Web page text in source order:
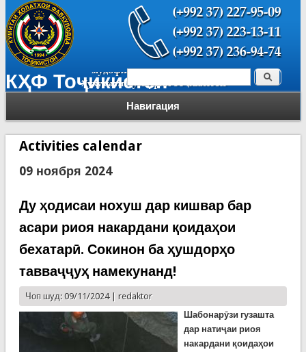
КҲФ Тоҷикистон
Навигация
Форма поиска Поиск
Activities calendar
09 ноября 2024
Ду ҳодисаи нохуш дар кишвар бар
асари риоя накардани қоидаҳои
бехатарӣ. Сокинон ба ҳушдорҳо
тавваҷҷуҳ намекунанд!
Чоп шуд: 09/11/2024 | redaktor
Шабонарӯзи гузашта
дар натиҷаи риоя
накардани қоидаҳои